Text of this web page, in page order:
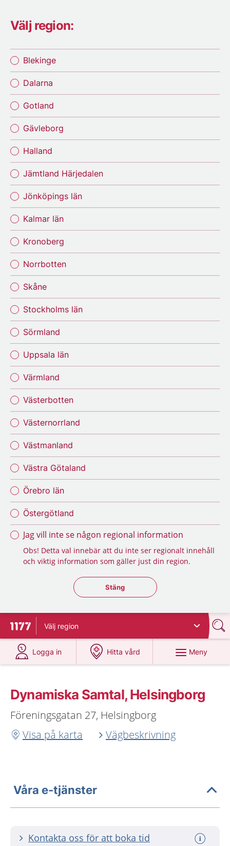
Välj region:
Blekinge
Dalarna
Gotland
Gävleborg
Halland
Jämtland Härjedalen
Jönköpings län
Kalmar län
Kronoberg
Norrbotten
Skåne
Stockholms län
Sörmland
Uppsala län
Värmland
Västerbotten
Västernorrland
Västmanland
Västra Götaland
Örebro län
Östergötland
Jag vill inte se någon regional information
Obs! Detta val innebär att du inte ser regionalt innehåll
och viktig information som gäller just din region.
Stäng regionsväljaren
Stäng
Till startsidan för 1177
Välj region
Logga in
på 1177.se
Hitta vård
på 1177.se
Meny
Dynamiska Samtal, Helsingborg
Föreningsgatan 27, Helsingborg
Visa på karta
Vägbeskrivning
Våra e-tjänster
Kontakta oss för att boka tid